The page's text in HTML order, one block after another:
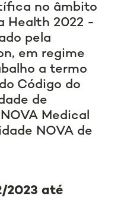
no âmbito
Health 2022 -
pela
em regime
a termo
Código do
de
Medical
NOVA de
2023 até